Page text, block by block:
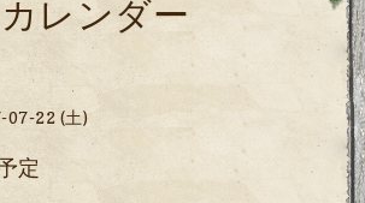
カレンダー
07-22 (土)
定